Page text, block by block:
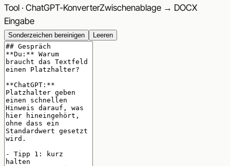
Tool · ChatGPT-KonverterZwischenablage → DOCX
Eingabe
Sonderzeichen bereinigen Leeren